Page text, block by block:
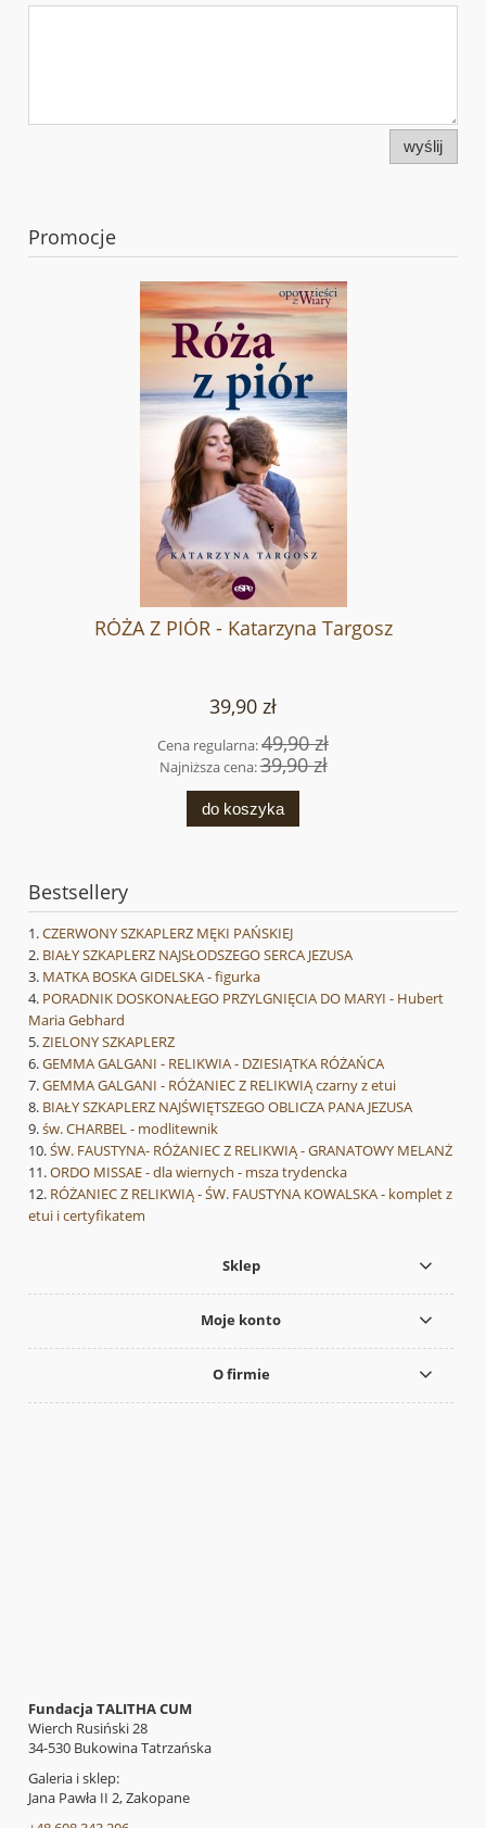
wyślij
Promocje
RÓŻA Z PIÓR - Katarzyna Targosz
39,90 zł
Cena regularna:49,90 zł
Najniższa cena:39,90 zł
do koszyka
Bestsellery
CZERWONY SZKAPLERZ MĘKI PAŃSKIEJ
BIAŁY SZKAPLERZ NAJSŁODSZEGO SERCA JEZUSA
MATKA BOSKA GIDELSKA - figurka
PORADNIK DOSKONAŁEGO PRZYLGNIĘCIA DO MARYI - Hubert
Maria Gebhard
ZIELONY SZKAPLERZ
GEMMA GALGANI - RELIKWIA - DZIESIĄTKA RÓŻAŃCA
GEMMA GALGANI - RÓŻANIEC Z RELIKWIĄ czarny z etui
BIAŁY SZKAPLERZ NAJŚWIĘTSZEGO OBLICZA PANA JEZUSA
św. CHARBEL - modlitewnik
ŚW. FAUSTYNA- RÓŻANIEC Z RELIKWIĄ - GRANATOWY MELANŻ
ORDO MISSAE - dla wiernych - msza trydencka
RÓŻANIEC Z RELIKWIĄ - ŚW. FAUSTYNA KOWALSKA - komplet z
etui i certyfikatem
Sklep
Moje konto
O firmie
Fundacja TALITHA CUM
Wierch Rusiński 28
34-530 Bukowina Tatrzańska
Galeria i sklep:
Jana Pawła II 2, Zakopane